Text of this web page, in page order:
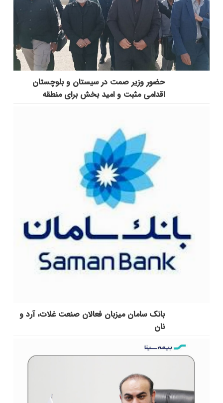
حضور وزیر صمت در سیستان و بلوچستان
اقدامی مثبت و امید بخش برای منطقه
بانک سامان میزبان فعالان صنعت غلات، آرد و
نان